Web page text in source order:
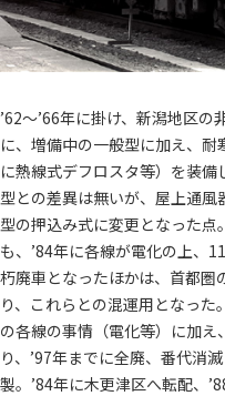
’62～’66年に掛け、新潟地区
に、増備中の一般型に加え、
に熱線式デフロスタ等）を装
型との差異は無いが、屋上通
型の押込み式に変更となった
も、’84年に各線が電化の上、
朽廃車となったほかは、首都圏
り、これらとの混運用となっ
の各線の事情（電化等）に加え
り、’97年までに全廃、番代消
製。’84年に木更津区へ転配、